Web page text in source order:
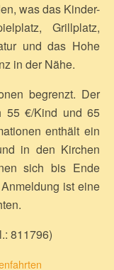
was das Kinder-
Grillplatz,
und das Hohe
in der Nähe.
begrenzt. Der
55 €/Kind und 65
enthält ein
in den Kirchen
sich bis Ende
ist eine
811796)